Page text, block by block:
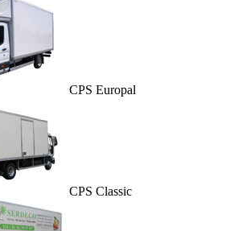
CPS Europal
CPS Classic